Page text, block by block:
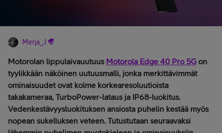
Merja_J
Motorolan lippulaivauutuus Motorola Edge 40 Pro 5G on
tyylikkään näköinen uutuusmalli, jonka merkittävimmät
ominaisuudet ovat kolme korkearesoluutioista
takakameraa, TurboPower-lataus ja IP68-luokitus.
Vedenkestävyysluokituksen ansiosta puhelin kestää myös
nopean sukelluksen veteen. Tutustutaan seuraavaksi